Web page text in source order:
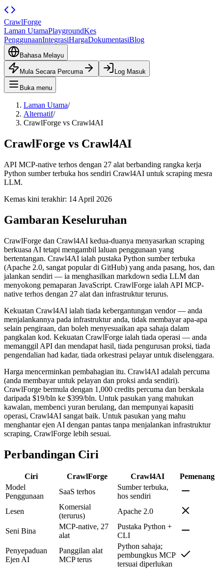
CrawlForge
Laman UtamaPlaygroundKes
PenggunaanIntegrasiHargaDokumentasiBlog
Bahasa Melayu
Mula Secara Percuma Log Masuk
Buka menu
Laman Utama/
Alternatif/
CrawlForge vs Crawl4AI
CrawlForge vs Crawl4AI
API MCP-native terhos dengan 27 alat berbanding rangka kerja
Python sumber terbuka hos sendiri Crawl4AI untuk scraping mesra
LLM.
Kemas kini terakhir: 14 April 2026
Gambaran Keseluruhan
CrawlForge dan Crawl4AI kedua-duanya menyasarkan scraping
berkuasa AI tetapi mengambil laluan penggunaan yang
bertentangan. Crawl4AI ialah pustaka Python sumber terbuka
(Apache 2.0, sangat popular di GitHub) yang anda pasang, hos, dan
jalankan sendiri — ia menghasilkan markdown sedia LLM dan
menyokong pemaparan JavaScript. CrawlForge ialah API MCP-
native terhos dengan 27 alat dan infrastruktur terurus.
Kekuatan Crawl4AI ialah tiada kebergantungan vendor — anda
menjalankannya pada infrastruktur anda, tidak membayar apa-apa
selain pengiraan, dan boleh menyesuaikan apa sahaja dalam
pangkalan kod. Kekuatan CrawlForge ialah tiada operasi — anda
memanggil API dan mendapat hasil, tiada pengurusan proksi, tiada
pengendalian had kadar, tiada orkestrasi pelayar untuk diselenggara.
Harga mencerminkan pembahagian itu. Crawl4AI adalah percuma
(anda membayar untuk pelayan dan proksi anda sendiri).
CrawlForge bermula dengan 1,000 credits percuma dan berskala
daripada $19/bln ke $399/bln. Untuk pasukan yang mahukan
kawalan, membenci yuran berulang, dan mempunyai kapasiti
operasi, Crawl4AI sangat baik. Untuk pasukan yang mahu
menghantar ejen AI dengan pantas tanpa menjalankan infrastruktur
scraping, CrawlForge lebih sesuai.
Perbandingan Ciri
Ciri CrawlForge Crawl4AI
Pemenang
Model
Penggunaan
SaaS terhos
Sumber terbuka,
hos sendiri
Lesen
Komersial
(terurus)
Apache 2.0
Seni Bina
MCP-native, 27
alat
Pustaka Python +
CLI
Penyepaduan
Ejen AI
Panggilan alat
MCP terus
Python sahaja;
pembungkus MCP
tersuai diperlukan